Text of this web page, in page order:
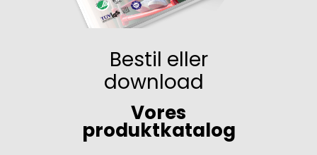
Bestil eller
download
Vores
produktkatalog